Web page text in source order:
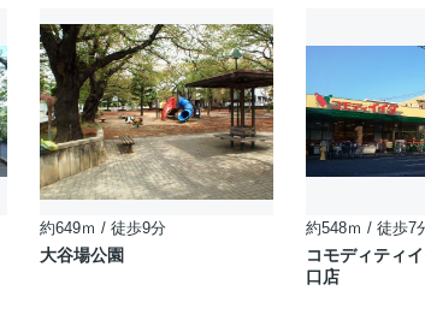
約649ｍ / 徒歩9分
大谷場公園
約548ｍ / 徒歩7
コモディティ
口店